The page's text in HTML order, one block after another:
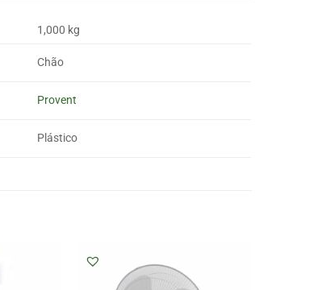
1,000 kg
Chão
Provent
Plástico